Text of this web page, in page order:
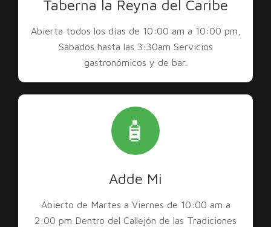
Taberna la Reyna del Caribe
Abierta todos los días de 10:00 am a 10:00 pm,
Sábados hasta las 3:30am Servicios
gastronómicos y de bar.
🧴
Adde Mi
Abierto de Martes a Viernes de 10:00 am a
2:00 pm Dentro del Callejón de las Tradiciones